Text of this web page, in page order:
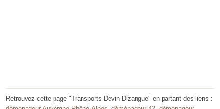
Retrouvez cette page "Transports Devin Dizangue" en partant des liens :